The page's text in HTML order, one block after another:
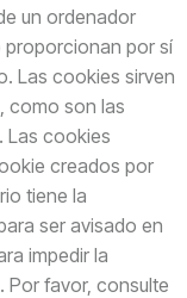
un ordenador
proporcionan por sí
Las cookies sirven
como son las
Las cookies
creados por
tiene la
ser avisado en
impedir la
Por favor, consulte